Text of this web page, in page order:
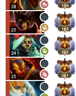
28 156
25 163
24 262
25 261